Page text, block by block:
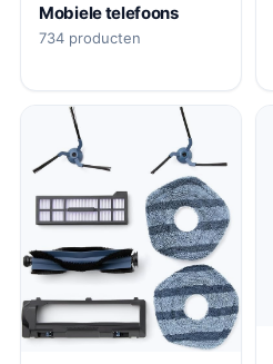
Mobiele telefoons
734 producten